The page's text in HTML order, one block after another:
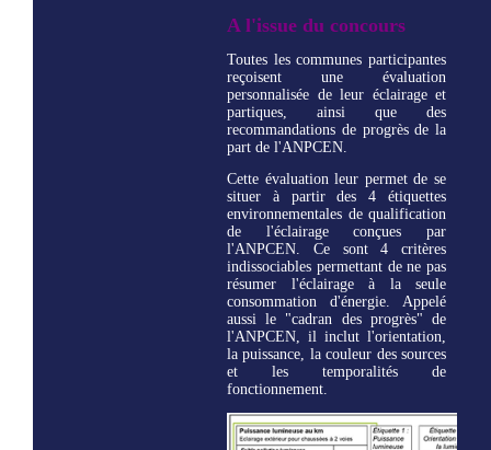
A l'issue du concours
Toutes les communes participantes
reçoisent une évaluation
personnalisée de leur éclairage et
partiques, ainsi que des
recommandations de progrès de la
part de l'ANPCEN.
Cette évaluation leur permet de se
situer à partir des 4 étiquettes
environnementales de qualification
de l'éclairage conçues par
l'ANPCEN. Ce sont 4 critères
indissociables permettant de ne pas
résumer l'éclairage à la seule
consommation d'énergie. Appelé
aussi le "cadran des progrès" de
l'ANPCEN, il inclut l'orientation,
la puissance, la couleur des sources
et les temporalités de
fonctionnement.